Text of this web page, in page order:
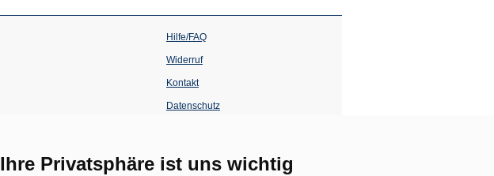
Ihre Privatsphäre ist uns wichtig
Tab)
Hilfe/FAQ
Widerruf
Kontakt
Datenschutz